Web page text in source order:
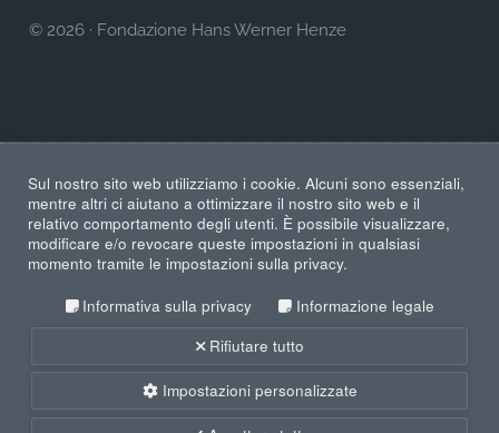
© 2026 · Fondazione Hans Werner Henze
Sul nostro sito web utilizziamo i cookie. Alcuni sono essenziali,
mentre altri ci aiutano a ottimizzare il nostro sito web e il
relativo comportamento degli utenti. È possibile visualizzare,
modificare e/o revocare queste impostazioni in qualsiasi
momento tramite le impostazioni sulla privacy.
Informativa sulla privacy
Informazione legale
Rifiutare tutto
Impostazioni personalizzate